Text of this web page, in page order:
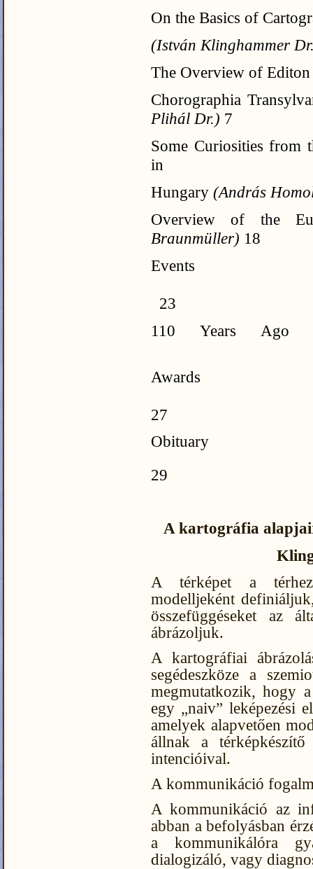
On the Basics of
(István Klinghammer
The Overview of
Chorographia
Plihál Dr.) 7
Some Curiosities from
in
Hungary (András
Overview of the
Braunmüller) 18
Events
23
110 Years Ago
Awards
27
Obituary
29
A kartográfia
A térképet a
modelljeként
összefüggéseket az
ábrázoljuk.
A kartográfiai
segédeszköze a
megmutatkozik, hogy
egy „naiv” leképezési
amelyek alapvetően
állnak a
intencióival.
A kommunikáció
A kommunikáció az
abban a befolyásban
a kommunikálóra
dialogizáló, vagy